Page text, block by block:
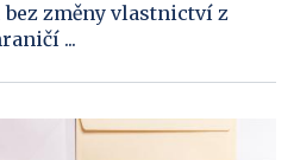
změny vlastnictví z
...